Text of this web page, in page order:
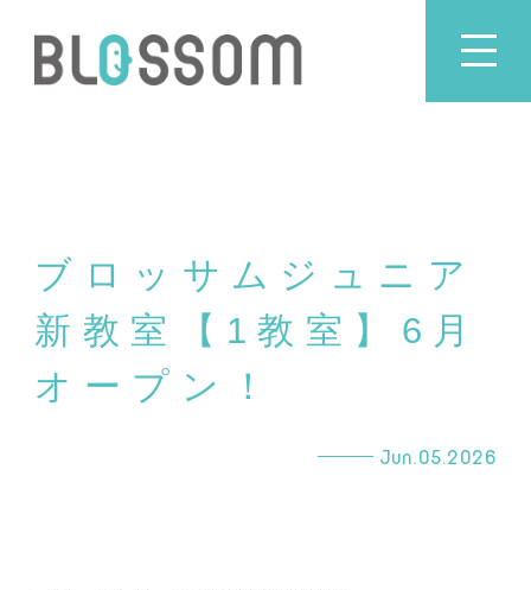
ブロッサムジュニア
新教室【1教室】6月
オープン！
Jun.05.2026